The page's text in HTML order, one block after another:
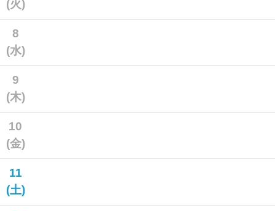
(火)
8
(水)
9
(木)
10
(金)
11
(土)